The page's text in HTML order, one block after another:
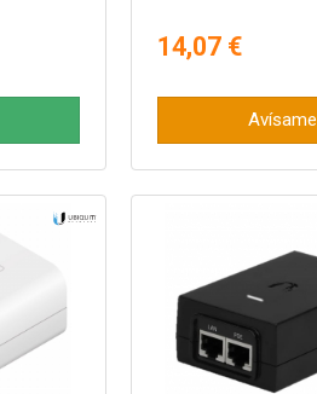
14,07 €
Avísame